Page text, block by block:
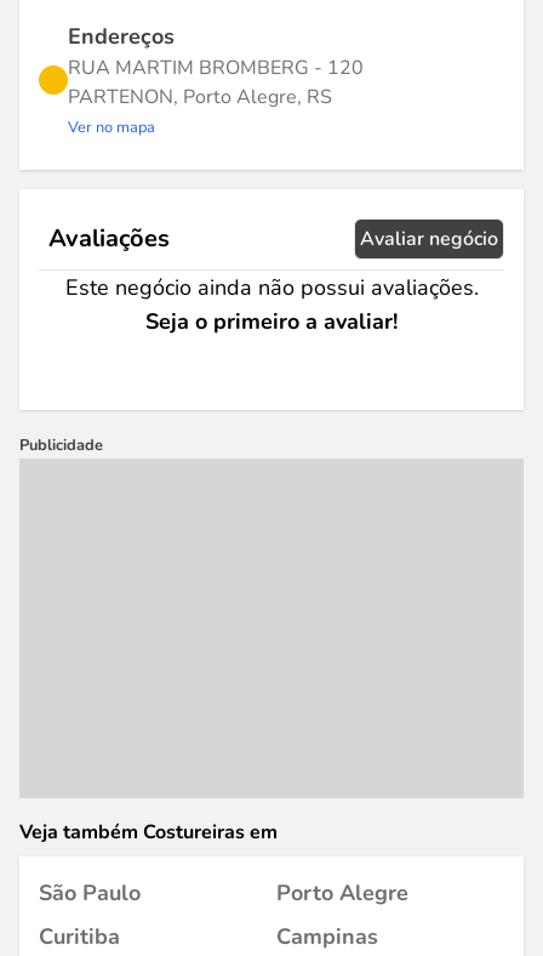
Endereços
RUA MARTIM BROMBERG - 120
PARTENON, Porto Alegre, RS
Ver no mapa
Avaliações Avaliar negócio
Este negócio ainda não possui avaliações.
Seja o primeiro a avaliar!
Publicidade
Veja também Costureiras em
São Paulo
Porto Alegre
Curitiba
Campinas